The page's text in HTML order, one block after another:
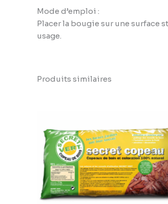
Mode d’emploi :
Placer la bougie sur une surface
usage.
Produits similaires